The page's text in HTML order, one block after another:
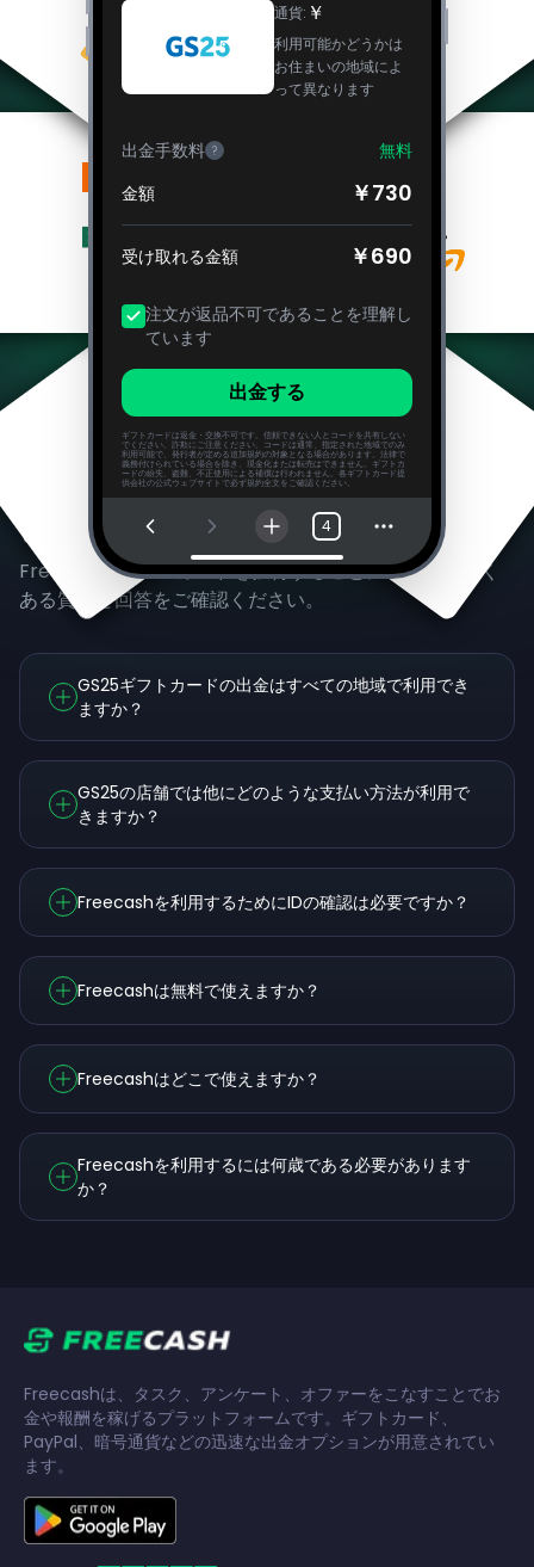
通貨: ￥
利用可能かどうかは
お住まいの地域によ
って異なります
出金手数料 ?
無料
金額
￥730
受け取れる金額 ￥690
注文が返品不可であることを理解し
ています
出金する
ギフトカードは返金・交換不可です。信頼できない人とコードを共有しない
でください。詐欺にご注意ください。コードは通常、指定された地域でのみ
利用可能で、発行者が定める追加規約の対象となる場合があります。法律で
義務付けられている場合を除き、現金化または転売はできません。ギフトカ
ードの紛失、盗難、不正使用による補償は行われません。各ギフトカード提
供会社の公式ウェブサイトで必ず規約全文をご確認ください。
4
よくある質問
FreecashでGS25カードを獲得することについて、よく
ある質問と回答をご確認ください。
GS25ギフトカードの出金はすべての地域で利用でき
ますか？
GS25の店舗では他にどのような支払い方法が利用で
きますか？
Freecashを利用するためにIDの確認は必要ですか？
Freecashは無料で使えますか？
Freecashはどこで使えますか？
Freecashを利用するには何歳である必要があります
か？
Freecashは、タスク、アンケート、オファーをこなすことでお
金や報酬を稼げるプラットフォームです。ギフトカード、
PayPal、暗号通貨などの迅速な出金オプションが用意されてい
ます。